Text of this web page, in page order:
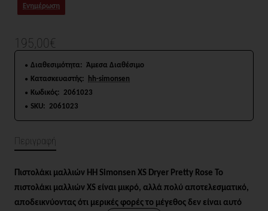
Ενημέρωση
195,00€
Διαθεσιμότητα: Άμεσα Διαθέσιμο
Κατασκευαστής: hh-simonsen
Κωδικός: 2061023
SKU: 2061023
Περιγραφή
Πιστολάκι μαλλιών HH Simonsen XS Dryer Pretty Rose Το
πιστολάκι μαλλιών XS είναι μικρό, αλλά πολύ αποτελεσματικό,
αποδεικνύοντας ότι μερικές φορές το μέγεθος δεν είναι αυτό